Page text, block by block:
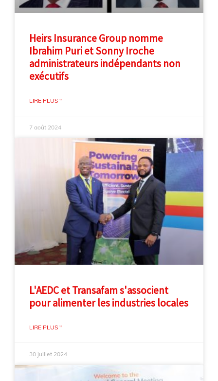
Heirs Insurance Group nomme
Ibrahim Puri et Sonny Iroche
administrateurs indépendants non
exécutifs
LIRE PLUS "
7 août 2024
L'AEDC et Transafam s'associent
pour alimenter les industries locales
LIRE PLUS "
30 juillet 2024